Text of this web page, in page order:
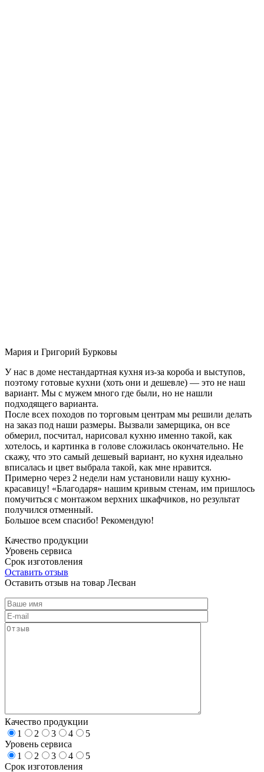
Мария и Григорий Бурковы
У нас в доме нестандартная кухня из-за короба и выступов,
поэтому готовые кухни (хоть они и дешевле) — это не наш
вариант. Мы с мужем много где были, но не нашли
подходящего варианта.
После всех походов по торговым центрам мы решили делать
на заказ под наши размеры. Вызвали замерщика, он все
обмерил, посчитал, нарисовал кухню именно такой, как
хотелось, и картинка в голове сложилась окончательно. Не
скажу, что это самый дешевый вариант, но кухня идеально
вписалась и цвет выбрала такой, как мне нравится.
Примерно через 2 недели нам установили нашу кухню-
красавицу! «Благодаря» нашим кривым стенам, им пришлось
помучиться с монтажом верхних шкафчиков, но результат
получился отменный.
Большое всем спасибо! Рекомендую!
Качество продукции
Уровень сервиса
Срок изготовления
Оставить отзыв
Оставить отзыв на товар Лесван
Качество продукции
1
2 3 4
5
Уровень сервиса
1
2 3 4
5
Срок изготовления